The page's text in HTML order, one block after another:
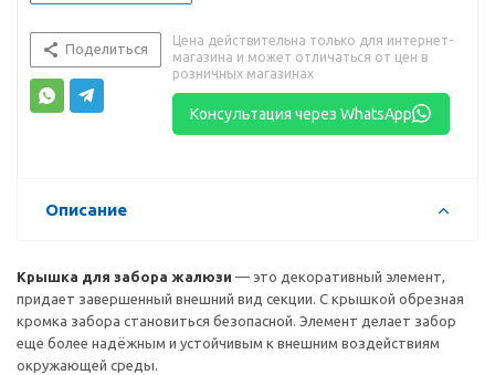
Поделиться
Цена действительна только для интернет-
магазина и может отличаться от цен в
розничных магазинах
Консультация через WhatsApp
Описание
Крышка для забора жалюзи — это декоративный элемент,
придает завершенный внешний вид секции. С крышкой обрезная
кромка забора становиться безопасной. Элемент делает забор
еще более надёжным и устойчивым к внешним воздействиям
окружающей среды.